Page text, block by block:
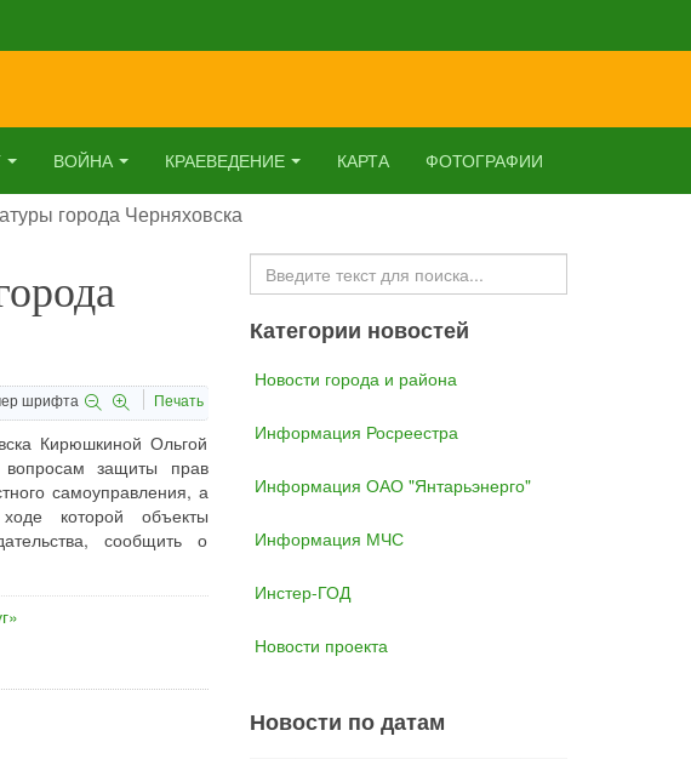
ВОЙНА КРАЕВЕДЕНИЕ КАРТА ФОТОГРАФИИ
города Черняховска
шрифта Печать
Кирюшкиной Ольгой
защиты прав
самоуправления, а
которой объекты
сообщить о
Искать...
Категории новостей
Новости города и района
Информация Росреестра
Информация ОАО "Янтарьэнерго"
Информация МЧС
Инстер-ГОД
Новости проекта
Новости по датам